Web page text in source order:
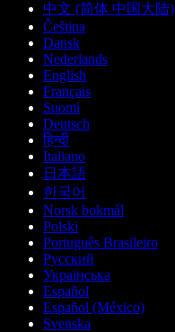
中文 (简体 中国大陆)
Čeština
Dansk
Nederlands
English
Français
Suomi
Deutsch
हिन्दी
Italiano
日本語
한국어
Norsk bokmål
Polski
Português Brasileiro
Русский
Українська
Español
Español (México)
Svenska